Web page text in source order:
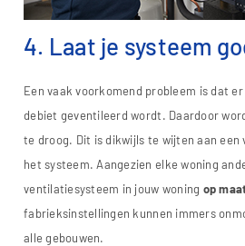
4. Laat je systeem
Een vaak voorkomend probleem is dat
debiet geventileerd wordt. Daardoor
te droog. Dit is dikwijls te wijten aan een
het systeem. Aangezien elke woning
ventilatiesysteem in jouw woning op
fabrieksinstellingen kunnen immers
alle gebouwen.